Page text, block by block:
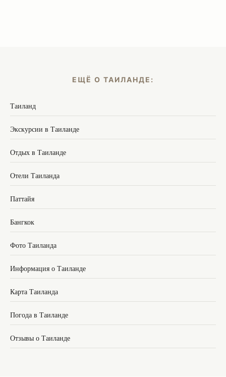
ЕЩЁ О ТАИЛАНДЕ:
Таиланд
Экскурсии в Таиланде
Отдых в Таиланде
Отели Таиланда
Паттайя
Бангкок
Фото Таиланда
Информация о Таиланде
Карта Таиланда
Погода в Таиланде
Отзывы о Таиланде